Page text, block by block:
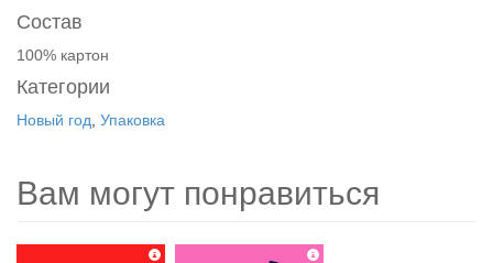
Состав
100% картон
Категории
Новый год Упаковка
Вам могут понравиться